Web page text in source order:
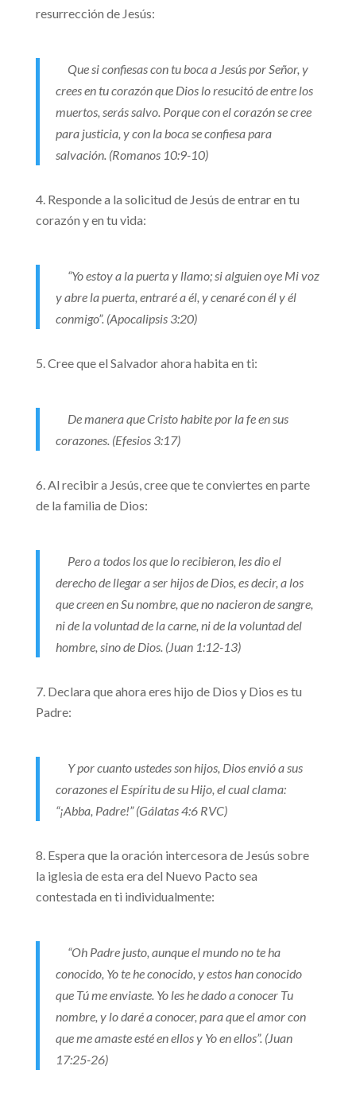
resurrección de Jesús:
Que si confiesas con tu boca a Jesús por Señor, y
crees en tu corazón que Dios lo resucitó de entre los
muertos, serás salvo. Porque con el corazón se cree
para justicia, y con la boca se confiesa para
salvación. (Romanos 10:9-10)
Responde a la solicitud de Jesús de entrar en tu
corazón y en tu vida:
“Yo estoy a la puerta y llamo; si alguien oye Mi voz
y abre la puerta, entraré a él, y cenaré con él y él
conmigo”. (Apocalipsis 3:20)
Cree que el Salvador ahora habita en ti:
De manera que Cristo habite por la fe en sus
corazones. (Efesios 3:17)
Al recibir a Jesús, cree que te conviertes en parte
de la familia de Dios:
Pero a todos los que lo recibieron, les dio el
derecho de llegar a ser hijos de Dios, es decir, a los
que creen en Su nombre, que no nacieron de sangre,
ni de la voluntad de la carne, ni de la voluntad del
hombre, sino de Dios. (Juan 1:12-13)
Declara que ahora eres hijo de Dios y Dios es tu
Padre:
Y por cuanto ustedes son hijos, Dios envió a sus
corazones el Espíritu de su Hijo, el cual clama:
“¡Abba, Padre!” (Gálatas 4:6 RVC)
Espera que la oración intercesora de Jesús sobre
la iglesia de esta era del Nuevo Pacto sea
contestada en ti individualmente:
“Oh Padre justo, aunque el mundo no te ha
conocido, Yo te he conocido, y estos han conocido
que Tú me enviaste. Yo les he dado a conocer Tu
nombre, y lo daré a conocer, para que el amor con
que me amaste esté en ellos y Yo en ellos”. (Juan
17:25-26)